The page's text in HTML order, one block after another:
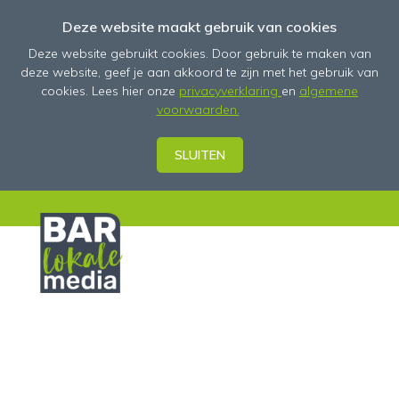
Deze website maakt gebruik van cookies
Deze website gebruikt cookies. Door gebruik te maken van
deze website, geef je aan akkoord te zijn met het gebruik van
cookies. Lees hier onze privacyverklaring en algemene
voorwaarden.
SLUITEN